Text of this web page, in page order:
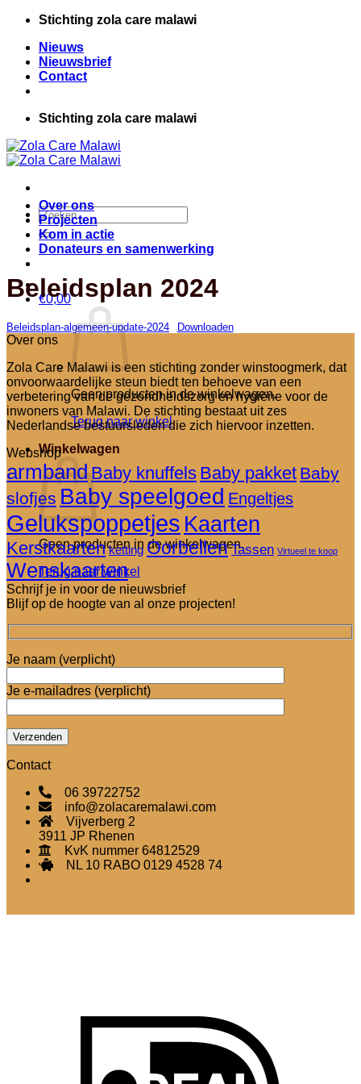
inhoud
Stichting zola care malawi
Nieuws
Nieuwsbrief
Contact
Stichting zola care malawi
Zoeken
naar:
€0,00
Geen producten in de winkelwagen.
Terug naar winkel
Winkelwagen
Geen producten in de winkelwagen.
Terug naar winkel
Over ons
Projecten
Kom in actie
Donateurs en samenwerking
Beleidsplan 2024
Beleidsplan-algemeen-update-2024 Downloaden
Over ons
Zola Care Malawi is een stichting zonder winstoogmerk, dat
onvoorwaardelijke steun biedt ten behoeve van een
verbetering van de gezondheidszorg en hygiëne voor de
inwoners van Malawi. De stichting bestaat uit zes
Nederlandse bestuursleden die zich hiervoor inzetten.
Webshop
armband Baby knuffels Baby pakket Baby
slofjes Baby speelgoed Engeltjes
Gelukspoppetjes Kaarten
Kerstkaarten ketting Oorbellen Tassen Virtueel te koop
Wenskaarten
Schrijf je in voor de nieuwsbrief
Blijf op de hoogte van al onze projecten!
Je naam (verplicht)
Je e-mailadres (verplicht)
Contact
06 39722752
info@zolacaremalawi.com
Vijverberg 2
3911 JP Rhenen
KvK nummer 64812529
NL 10 RABO 0129 4528 74